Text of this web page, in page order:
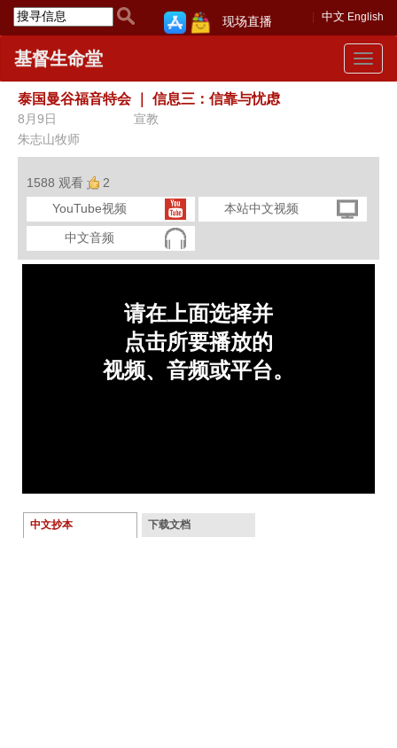
中文 English
现场直播
Toggle
基督生命堂
泰国曼谷福音特会 信息三：信靠与忧虑
8月9日
宣教
朱志山牧师
1588 观看
2
YouTube视频
本站中文视频
中文音频
中文抄本 下载文档